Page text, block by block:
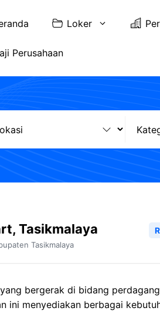
Loker
Perusahaan
Tasikmalaya
Tasikmalaya
bergerak di bidang
ini menyediakan berbagai